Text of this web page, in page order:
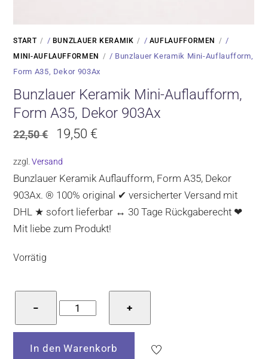
START / BUNZLAUER KERAMIK / AUFLAUFFORMEN /
MINI-AUFLAUFFORMEN
/ Bunzlauer Keramik Mini-Auflaufform,
Form A35, Dekor 903Ax
Bunzlauer Keramik Mini-Auflaufform,
Form A35, Dekor 903Ax
22,50€
Ursprünglicher
war:
22,50 €
19,50 €Aktueller
19,50 €.
zzgl.Versand
Bunzlauer Keramik Auflaufform, Form A35, Dekor
903Ax. ® 100% original ✔ versicherter Versand mit
DHL ★ sofort lieferbar ↔ 30 Tage Rückgaberecht ❤
Mit liebe zum Produkt!
Vorrätig
−
Bunzlauer
Keramik
Mini-
Auflaufform,
+
In den Warenkorb